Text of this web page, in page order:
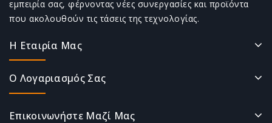
εμπειρία σας, φέρνοντας νέες συνεργασίες και προϊόντα
που ακολουθούν τις τάσεις της τεχνολογίας.
Η Εταιρία Μας
Ο Λογαριασμός Σας
Επικοινωνήστε Μαζί Μας